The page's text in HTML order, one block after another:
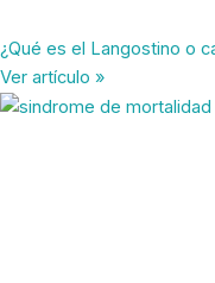
¿Qué es el Langostino o
Ver artículo »